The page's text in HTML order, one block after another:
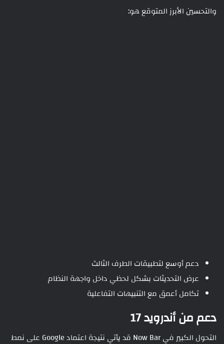
والتحسين الأبرز المتوقع هو:
دعم أوسع لتطبيقات الطرف الثالث
عرض التحديثات بشكل لحظي داخل واجهة النظام
تكامل أعمق مع التنبيهات التفاعلية
دعم من أندرويد 17
التحول الكبير في Now Bar قد يأتي نتيجة اعتماد Google على نمط